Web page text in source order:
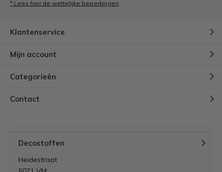
* Lees hier de wettelijke beperkingen
Klantenservice
Mijn account
Categorieën
Contact
Decostoffen
Heidestraat